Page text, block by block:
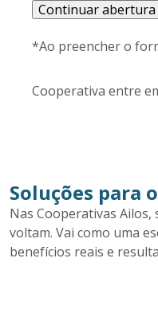
Continuar abertura
*Ao preencher o
Cooperativa entre
Soluções para
Nas Cooperativas Ailos,
voltam. Vai como uma
benefícios reais e